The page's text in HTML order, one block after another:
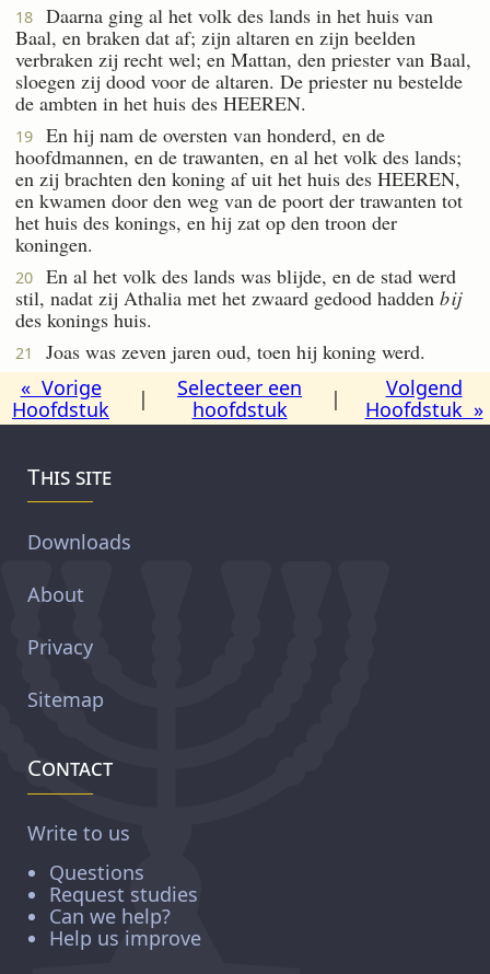
18
Daarna ging al het volk des lands in het huis van
Baal, en braken dat af; zijn altaren en zijn beelden
verbraken zij recht wel; en Mattan, den priester van Baal,
sloegen zij dood voor de altaren. De priester nu bestelde
de ambten in het huis des HEEREN.
19
En hij nam de oversten van honderd, en de
hoofdmannen, en de trawanten, en al het volk des lands;
en zij brachten den koning af uit het huis des HEEREN,
en kwamen door den weg van de poort der trawanten tot
het huis des konings, en hij zat op den troon der
koningen.
20
En al het volk des lands was blijde, en de stad werd
stil, nadat zij Athalia met het zwaard gedood hadden bij
des konings huis.
21
Joas was zeven jaren oud, toen hij koning werd.
« Vorige
Hoofdstuk
|
Selecteer een
hoofdstuk
|
Volgend
Hoofdstuk »
This site
Downloads
About
Privacy
Sitemap
Contact
Write to us
Questions
Request studies
Can we help?
Help us improve